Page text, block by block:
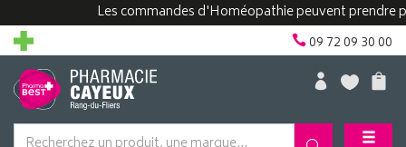
Les commandes d'Homéopathie peuvent prendre
09 72 09 30 00